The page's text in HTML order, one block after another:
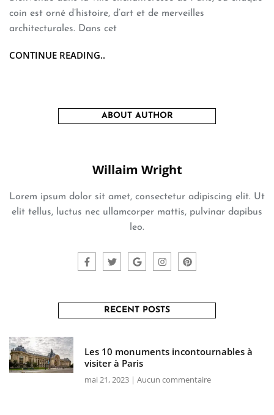
coin est orné d’histoire, d’art et de merveilles
architecturales. Dans cet
CONTINUE READING..
ABOUT AUTHOR
Willaim Wright
Lorem ipsum dolor sit amet, consectetur adipiscing elit. Ut
elit tellus, luctus nec ullamcorper mattis, pulvinar dapibus
leo.
RECENT POSTS
Les 10 monuments incontournables à
visiter à Paris
mai 21, 2023 Aucun commentaire